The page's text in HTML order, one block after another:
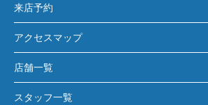
来店予約
アクセスマップ
店舗一覧
スタッフ一覧